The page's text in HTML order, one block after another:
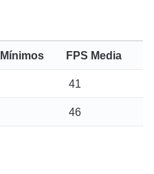
FPS Media
41
46